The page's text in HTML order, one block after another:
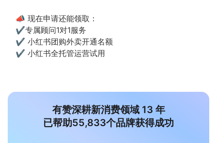
📣 现在申请还能领取：
✔️专属顾问1对1服务
✔️ 小红书团购外卖开通名额
✔️ 小红书全托管运营试用
有赞深耕新消费领域 13 年
已帮助55,833个品牌获得成功